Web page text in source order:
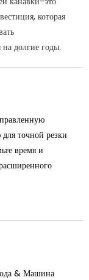
которая
на долгие годы.
точной резки
время и
& Машина